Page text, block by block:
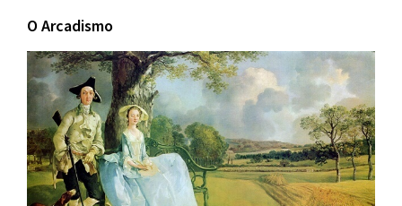
O Arcadismo